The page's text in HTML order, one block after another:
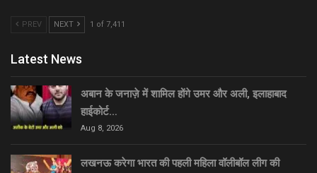
PREV NEXT 1 of 7,411
Latest News
अबान के जनाज़े में शामिल होंगे उमर और अली, इलाहाबाद
हाईकोर्ट…
Aug 8, 2026
लखनऊ करेगा भारत की पहली महिला वॉलीबॉल लीग की